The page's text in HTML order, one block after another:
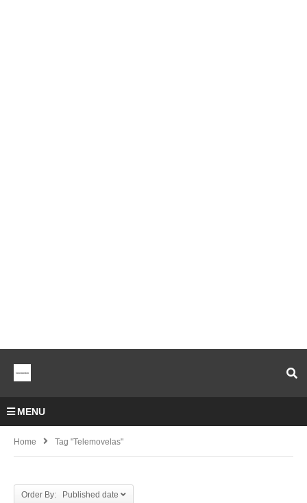
MENU
Home Tag "telemovelas"
Order By: Published date